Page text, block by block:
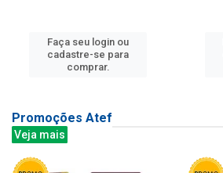
Faça seu login ou
cadastre-se para
comprar.
Promoções Atef
Veja mais